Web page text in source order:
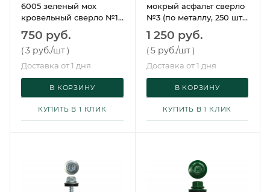
6005 зеленый мох
кровельный сверло №1
(по дереву, 250 шт/упак)
Daxmer
750 руб.
(3 руб./шт)
Доставка от 1 дня
В КОРЗИНУ
КУПИТЬ В 1 КЛИК
мокрый асфальт сверло
№3 (по металлу, 250 шт/
упак) Daxmer
1 250 руб.
(5 руб./шт )
Доставка от 1 дня
В КОРЗИНУ
КУПИТЬ В 1 КЛИК